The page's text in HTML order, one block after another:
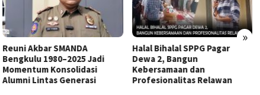
»
Reuni Akbar SMANDA
Bengkulu 1980–2025 Jadi
Momentum Konsolidasi
Alumni Lintas Generasi
Halal Bihalal SPPG Pagar
Dewa 2, Bangun
Kebersamaan dan
Profesionalitas Relawan